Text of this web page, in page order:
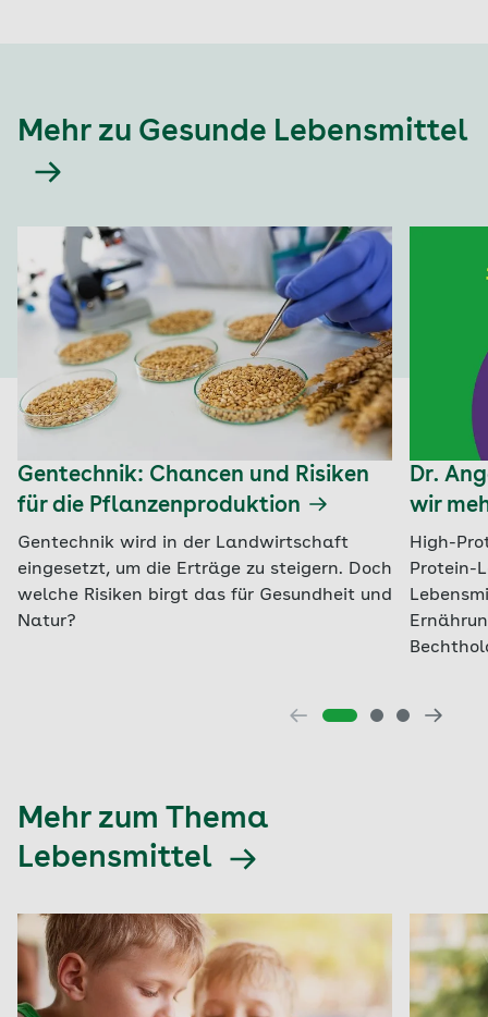
Mehr zu Gesunde Lebensmittel
Gentechnik: Chancen und Risiken
für die Pflanzenproduktion
Gentechnik wird in der Landwirtschaft
eingesetzt, um die Erträge zu steigern. Doch
welche Risiken birgt das für Gesundheit und
Natur?
Dr.
wir
High-
Protein-
Mehr zum Thema
Lebensmittel